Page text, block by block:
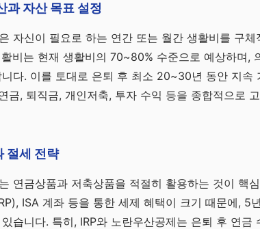
과 자산 목표 설정
자신이 필요로 하는 연간 또는 월간 생활비를 구체
비는 현재 생활비의 70~80% 수준으로 예상하며,
다. 이를 토대로 은퇴 후 최소 20~30년 동안 지속
금, 퇴직금, 개인저축, 투자 수익 등을 종합적으로
절세 전략
연금상품과 저축상품을 적절히 활용하는 것이 핵
ISA 계좌 등을 통한 세제 혜택이 크기 때문에, 5
습니다. 특히, IRP와 노란우산공제는 은퇴 후 연금